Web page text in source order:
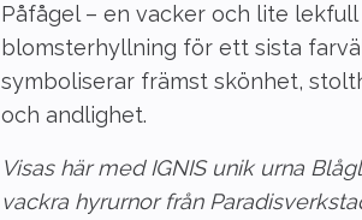
Påfågel – en vacker och lite lekfull
blomsterhyllning för ett sista
symboliserar främst skönhet,
och andlighet.
Visas här med IGNIS unik urna
vackra hyrurnor från